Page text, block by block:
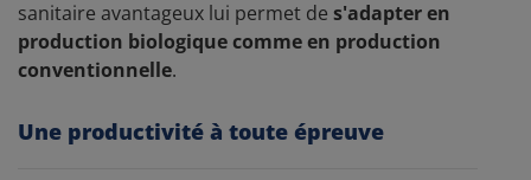
sanitaire avantageux lui permet de s'adapter en
production biologique comme en production
conventionnelle.
Une productivité à toute épreuve